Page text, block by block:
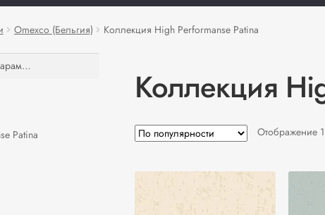
Omexco (Бельгия) Коллекция High Performanse Patina
Коллекция
Отображение
Patina